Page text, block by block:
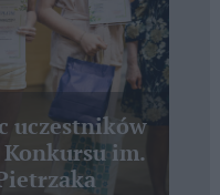
uczestników
im.